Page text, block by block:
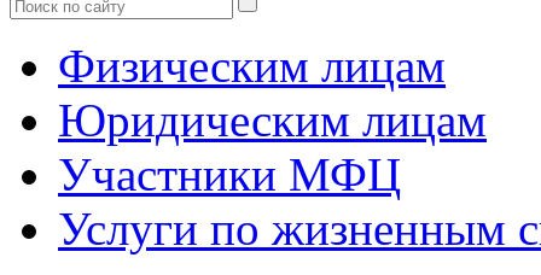
Физическим лицам
Юридическим лицам
Участники МФЦ
Услуги по жизненным